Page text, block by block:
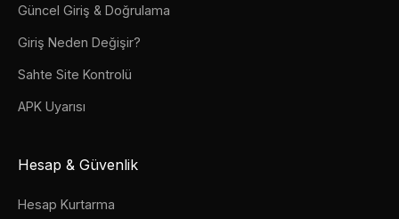
Güncel Giriş & Doğrulama
Giriş Neden Değişir?
Sahte Site Kontrolü
APK Uyarısı
Hesap & Güvenlik
Hesap Kurtarma